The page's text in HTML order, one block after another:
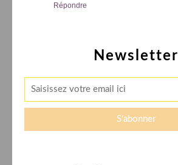
Répondre
Newsletter